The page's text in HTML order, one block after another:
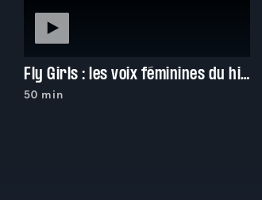
Fly Girls : les voix féminines du hip-hop en Suisse
50 min